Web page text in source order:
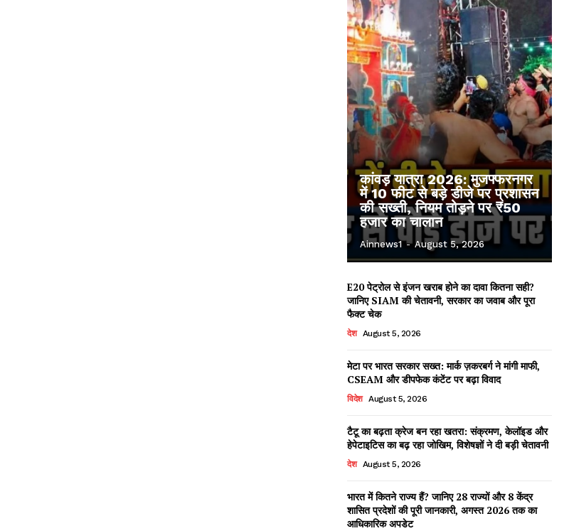
कांवड़ यात्रा 2026: मुजफ्फरनगर
में 10 फीट से बड़े डीजे पर प्रशासन
की सख्ती, नियम तोड़ने पर ₹50
हजार का चालान
Ainnews1 - August 5, 2026
E20 पेट्रोल से इंजन खराब होने का दावा कितना सही?
जानिए SIAM की चेतावनी, सरकार का जवाब और पूरा
फैक्ट चेक
देश August 5, 2026
मेटा पर भारत सरकार सख्त: मार्क ज़करबर्ग ने मांगी माफी,
CSEAM और डीपफेक कंटेंट पर बढ़ा विवाद
विदेश August 5, 2026
टैटू का बढ़ता क्रेज बन रहा खतरा: संक्रमण, केलॉइड और
हेपेटाइटिस का बढ़ रहा जोखिम, विशेषज्ञों ने दी बड़ी चेतावनी
देश August 5, 2026
भारत में कितने राज्य हैं? जानिए 28 राज्यों और 8 केंद्र
शासित प्रदेशों की पूरी जानकारी, अगस्त 2026 तक का
आधिकारिक अपडेट